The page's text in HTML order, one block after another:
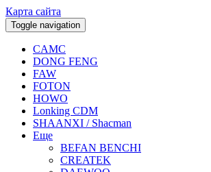
Карта сайта
Toggle navigation
CAMC
DONG FENG
FAW
FOTON
HOWO
Lonking CDM
SHAANXI / Shacman
Еще
BEFAN BENCHI
CREATEK